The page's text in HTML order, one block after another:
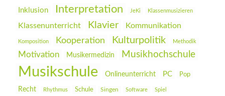
Inklusion Interpretation JeKi Klassenmusizieren
Klassenunterricht Klavier Kommunikation
Komposition Kooperation Kulturpolitik Methodik
Motivation Musikermedizin Musikhochschule
Musikschule Onlineunterricht PC Pop
Recht Rhythmus Schule Singen Software Spiel